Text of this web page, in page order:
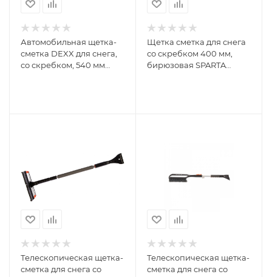
Автомобильная щетка-
сметка DEXX для снега,
со скребком, 540 мм
Щетка сметка для снега
со скребком 400 мм,
бирюзовая SPARTA
Телескопическая щетка-
сметка для снега со
Телескопическая щетка-
сметка для снега со